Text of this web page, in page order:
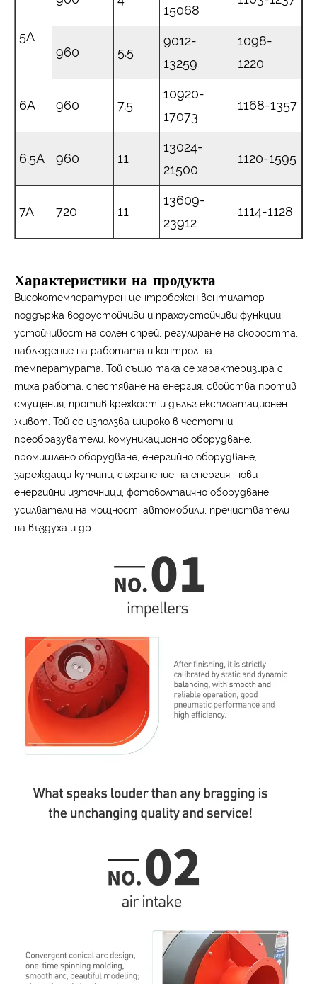
5А
15068
960 5.5
9012-
13259
1098-
1220
6А 960 7.5
10920-
17073
1168-1357
6.5A 960 11
13024-
21500
1120-1595
7А 720 11
13609-
23912
1114-1128
Характеристики на продукта
Високотемпературен центробежен вентилатор
поддържа водоустойчиви и прахоустойчиви функции,
устойчивост на солен спрей, регулиране на скоростта,
наблюдение на работата и контрол на
температурата. Той също така се характеризира с
тиха работа, спестяване на енергия, свойства против
смущения, против крехкост и дълъг експлоатационен
живот. Той се използва широко в честотни
преобразуватели, комуникационно оборудване,
промишлено оборудване, енергийно оборудване,
зареждащи купчини, съхранение на енергия, нови
енергийни източници, фотоволтаично оборудване,
усилватели на мощност, автомобили, пречистватели
на въздуха и др.